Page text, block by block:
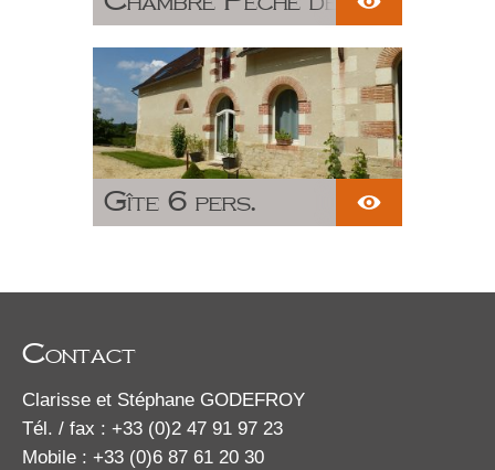
vigne
Gîte 6 pers.
Contact
Clarisse et Stéphane GODEFROY
Tél. / fax : +33 (0)2 47 91 97 23
Mobile : +33 (0)6 87 61 20 30